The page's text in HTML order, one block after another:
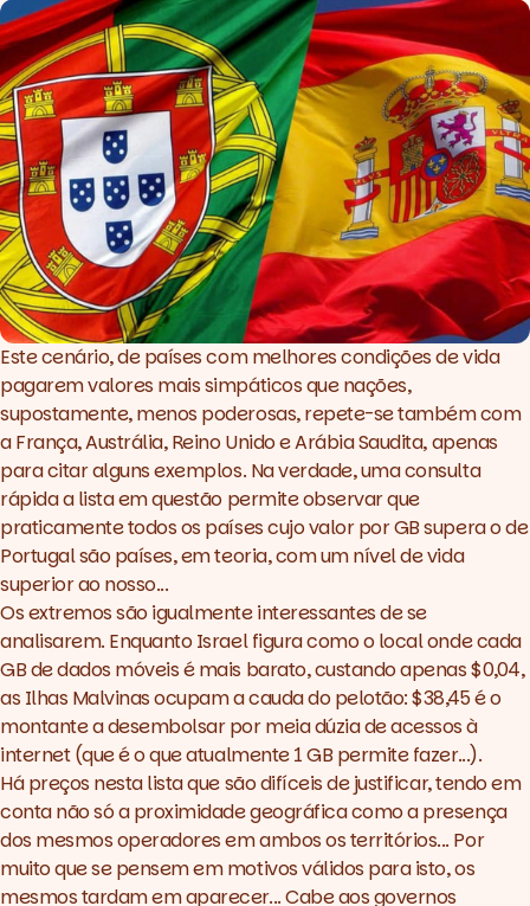
Este cenário, de países com melhores condições de vida
pagarem valores mais simpáticos que nações,
supostamente, menos poderosas, repete-se também com
a França, Austrália, Reino Unido e Arábia Saudita, apenas
para citar alguns exemplos. Na verdade, uma consulta
rápida a lista em questão permite observar que
praticamente todos os países cujo valor por GB supera o de
Portugal são países, em teoria, com um nível de vida
superior ao nosso...
Os extremos são igualmente interessantes de se
analisarem. Enquanto Israel figura como o local onde cada
GB de dados móveis é mais barato, custando apenas $0,04,
as Ilhas Malvinas ocupam a cauda do pelotão: $38,45 é o
montante a desembolsar por meia dúzia de acessos à
internet (que é o que atualmente 1 GB permite fazer...).
Há preços nesta lista que são difíceis de justificar, tendo em
conta não só a proximidade geográfica como a presença
dos mesmos operadores em ambos os territórios... Por
muito que se pensem em motivos válidos para isto, os
mesmos tardam em aparecer... Cabe aos governos